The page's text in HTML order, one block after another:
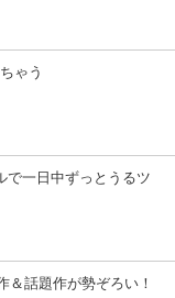
ゃう
で一日中ずっとうるツ
＆話題作が勢ぞろい！